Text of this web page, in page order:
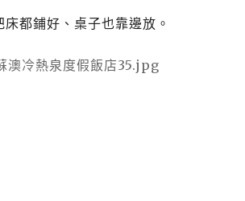
都鋪好、桌子也靠邊放。